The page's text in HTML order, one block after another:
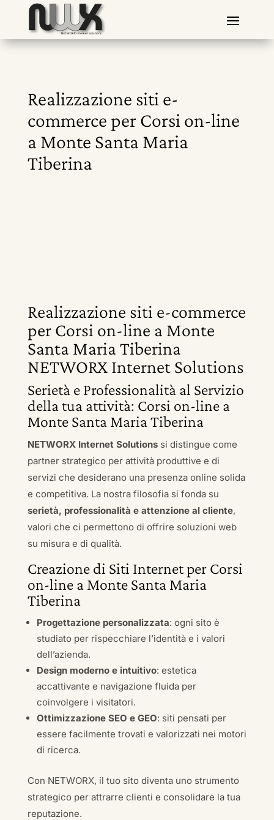
Realizzazione siti e-
commerce per Corsi on-line
a Monte Santa Maria
Tiberina
Realizzazione siti e-commerce
per Corsi on-line a Monte
Santa Maria Tiberina
NETWORX Internet Solutions
Serietà e Professionalità al Servizio
della tua attività: Corsi on-line a
Monte Santa Maria Tiberina
NETWORX Internet Solutionssi distingue come
partner strategico per attività produttive e di
servizi che desiderano una presenza online solida
e competitiva. La nostra filosofia si fonda su
serietà, professionalità e attenzione al cliente,
valori che ci permettono di offrire soluzioni web
su misura e di qualità.
Creazione di Siti Internet per Corsi
on-line a Monte Santa Maria
Tiberina
Progettazione personalizzata: ogni sito è
studiato per rispecchiare l’identità e i valori
dell’azienda.
Design moderno e intuitivo: estetica
accattivante e navigazione fluida per
coinvolgere i visitatori.
Ottimizzazione SEO e GEO: siti pensati per
essere facilmente trovati e valorizzati nei motori
di ricerca.
Con NETWORX, il tuo sito diventa uno strumento
strategico per attrarre clienti e consolidare la tua
reputazione.